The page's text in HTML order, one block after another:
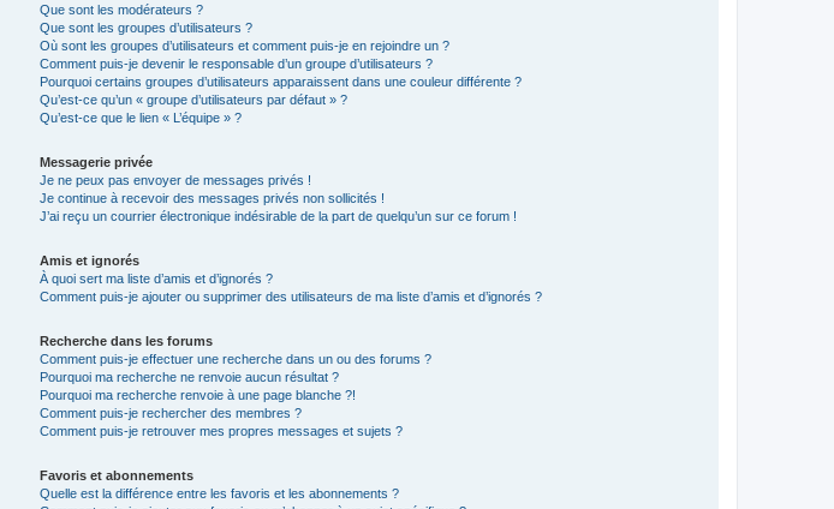
Que sont les modérateurs ?
Que sont les groupes d’utilisateurs ?
Où sont les groupes d’utilisateurs et comment puis-je en rejoindre un ?
Comment puis-je devenir le responsable d’un groupe d’utilisateurs ?
Pourquoi certains groupes d’utilisateurs apparaissent dans une couleur différente ?
Qu’est-ce qu’un « groupe d’utilisateurs par défaut » ?
Qu’est-ce que le lien « L’équipe » ?
Messagerie privée
Je ne peux pas envoyer de messages privés !
Je continue à recevoir des messages privés non sollicités !
J’ai reçu un courrier électronique indésirable de la part de quelqu’un sur ce forum !
Amis et ignorés
À quoi sert ma liste d’amis et d’ignorés ?
Comment puis-je ajouter ou supprimer des utilisateurs de ma liste d’amis et d’ignorés ?
Recherche dans les forums
Comment puis-je effectuer une recherche dans un ou des forums ?
Pourquoi ma recherche ne renvoie aucun résultat ?
Pourquoi ma recherche renvoie à une page blanche ?!
Comment puis-je rechercher des membres ?
Comment puis-je retrouver mes propres messages et sujets ?
Favoris et abonnements
Quelle est la différence entre les favoris et les abonnements ?